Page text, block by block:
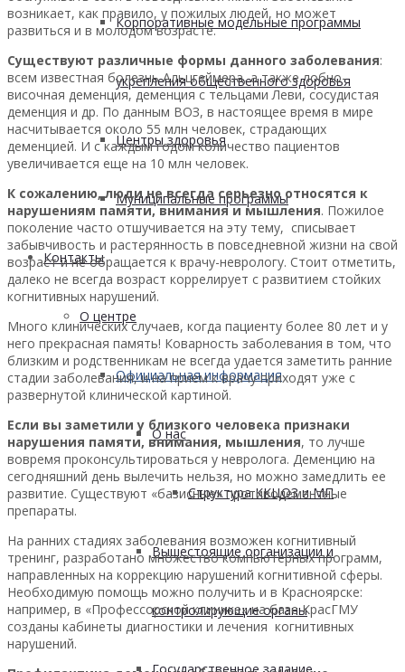
Корпоративные модельные программы
укрепления общественного здоровья
Центры здоровья
Муниципальные программы
Контакты
О центре
Официальная информация
О нас
Структура ККЦОЗ и МП
Вышестоящие организации и
контролирующие органы
возникает, как правило, у пожилых людей, но может
развиться и в молодом возрасте.
Существуют различные формы данного заболевания:
всем известная болезнь Альцгеймера, а также лобно-
височная деменция, деменция с тельцами Леви, сосудистая
деменция и др. По данным ВОЗ, в настоящее время в мире
насчитывается около 55 млн человек, страдающих
деменцией. И с каждым годом количество пациентов
увеличивается еще на 10 млн человек.
К сожалению, люди не всегда серьезно относятся к
нарушениям памяти, внимания и мышления. Пожилое
поколение часто отшучивается на эту тему, списывает
забывчивость и растерянность в повседневной жизни на свой
возраст и не обращается к врачу-неврологу. Стоит отметить,
далеко не всегда возраст коррелирует с развитием стойких
когнитивных нарушений.
Много клинических случаев, когда пациенту более 80 лет и у
него прекрасная память! Коварность заболевания в том, что
близким и родственникам не всегда удается заметить ранние
стадии заболевания, и на прием к врачу приходят уже с
развернутой клинической картиной.
Если вы заметили у близкого человека признаки
нарушения памяти, внимания, мышления, то лучше
вовремя проконсультироваться у невролога. Деменцию на
сегодняшний день вылечить нельзя, но можно замедлить ее
развитие. Существуют «базисные» противодементные
препараты.
На ранних стадиях заболевания возможен когнитивный
тренинг, разработано множество компьютерных программ,
направленных на коррекцию нарушений когнитивной сферы.
Необходимую помощь можно получить и в Красноярске:
например, в «Профессорской клинике» на базе КрасГМУ
созданы кабинеты диагностики и лечения когнитивных
нарушений.